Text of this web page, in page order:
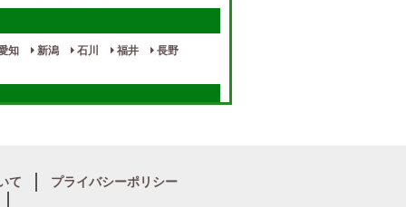
知 新潟 石川 福井 長野
崎 熊本 鹿児島 沖縄
て プライバシーポリシー